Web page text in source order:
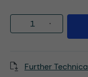
Product
Further